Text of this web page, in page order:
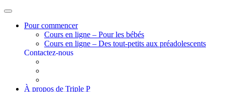
Pour commencer
Cours en ligne – Pour les bébés
Cours en ligne – Des tout-petits aux préadolescents
Contactez-nous
À propos de Triple P